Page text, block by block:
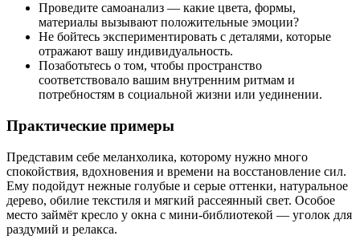
Проведите самоанализ — какие цвета, формы,
материалы вызывают положительные эмоции?
Не бойтесь экспериментировать с деталями, которые
отражают вашу индивидуальность.
Позаботьтесь о том, чтобы пространство
соответствовало вашим внутренним ритмам и
потребностям в социальной жизни или уединении.
Практические примеры
Представим себе меланхолика, которому нужно много
спокойствия, вдохновения и времени на восстановление сил.
Ему подойдут нежные голубые и серые оттенки, натуральное
дерево, обилие текстиля и мягкий рассеянный свет. Особое
место займёт кресло у окна с мини-библиотекой — уголок для
раздумий и релакса.